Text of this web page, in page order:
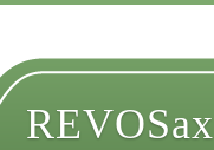
REVOSax